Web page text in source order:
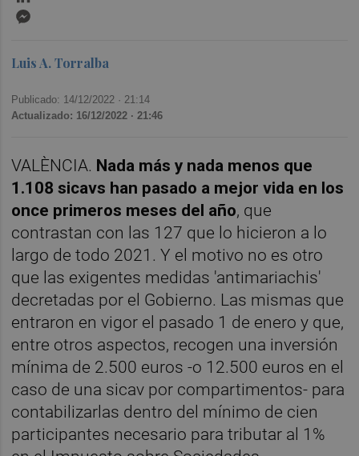
Luis A. Torralba
Publicado: 14/12/2022 · 21:14
Actualizado: 16/12/2022 · 21:46
VALÈNCIA. Nada más y nada menos que
1.108 sicavs han pasado a mejor vida en los
once primeros meses del año, que
contrastan con las 127 que lo hicieron a lo
largo de todo 2021. Y el motivo no es otro
que las exigentes medidas 'antimariachis'
decretadas por el Gobierno. Las mismas que
entraron en vigor el pasado 1 de enero y que,
entre otros aspectos, recogen una inversión
mínima de 2.500 euros -o 12.500 euros en el
caso de una sicav por compartimentos- para
contabilizarlas dentro del mínimo de cien
participantes necesario para tributar al 1%